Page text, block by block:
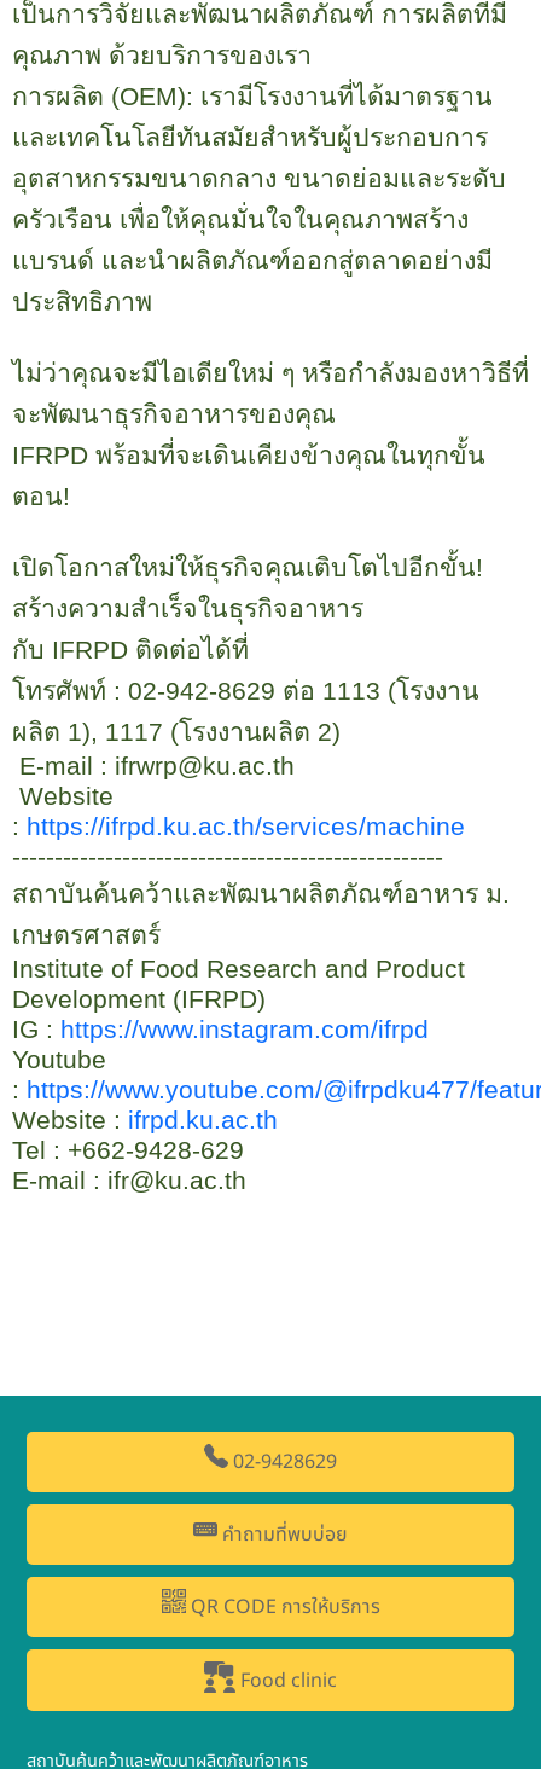
เป็นการวิจัยและพัฒนาผลิตภัณฑ์ การผลิตที่มี
คุณภาพ ด้วยบริการของเรา
การผลิต (OEM): เรามีโรงงานที่ได้มาตรฐาน
และเทคโนโลยีทันสมัยสำหรับผู้ประกอบการ
อุตสาหกรรมขนาดกลาง ขนาดย่อมและระดับ
ครัวเรือน เพื่อให้คุณมั่นใจในคุณภาพสร้าง
แบรนด์ และนำผลิตภัณฑ์ออกสู่ตลาดอย่างมี
ประสิทธิภาพ
ไม่ว่าคุณจะมีไอเดียใหม่ ๆ หรือกำลังมองหาวิธีที่
จะพัฒนาธุรกิจอาหารของคุณ
IFRPD พร้อมที่จะเดินเคียงข้างคุณในทุกขั้น
ตอน!
เปิดโอกาสใหม่ให้ธุรกิจคุณเติบโตไปอีกขั้น!
สร้างความสำเร็จในธุรกิจอาหาร
กับ IFRPD ติดต่อได้ที่
โทรศัพท์ : 02-942-8629 ต่อ 1113 (โรงงาน
ผลิต 1), 1117 (โรงงานผลิต 2)
E-mail : ifrwrp@ku.ac.th
Website
: https://ifrpd.ku.ac.th/services/machine
---------------------------------------------------
สถาบันค้นคว้าและพัฒนาผลิตภัณฑ์อาหาร ม.
เกษตรศาสตร์
Institute of Food Research and Product
Development (IFRPD)
IG : https://www.instagram.com/ifrpd
Youtube
: https://www.youtube.com/@ifrpdku477/
Website : ifrpd.ku.ac.th
Tel : +662-9428-629
E-mail : ifr@ku.ac.th
02-9428629
คำถามที่พบบ่อย
QR CODE การให้บริการ
Food clinic
สถาบันค้นคว้าและพัฒนาผลิตภัณฑ์อาหาร